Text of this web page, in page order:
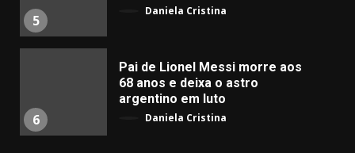
5
Daniela Cristina
6
Pai de Lionel Messi morre aos
68 anos e deixa o astro
argentino em luto
Daniela Cristina